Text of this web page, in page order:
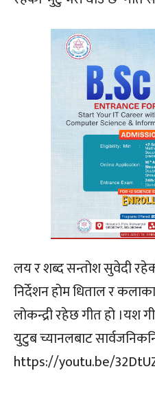
लय र शब्द सन्तोश सुवेदी
निर्देशन होम धिताल र
लोकन्द्री रहेछ गीत हो
युटुब च्यानलबाट
https://youtu.be/